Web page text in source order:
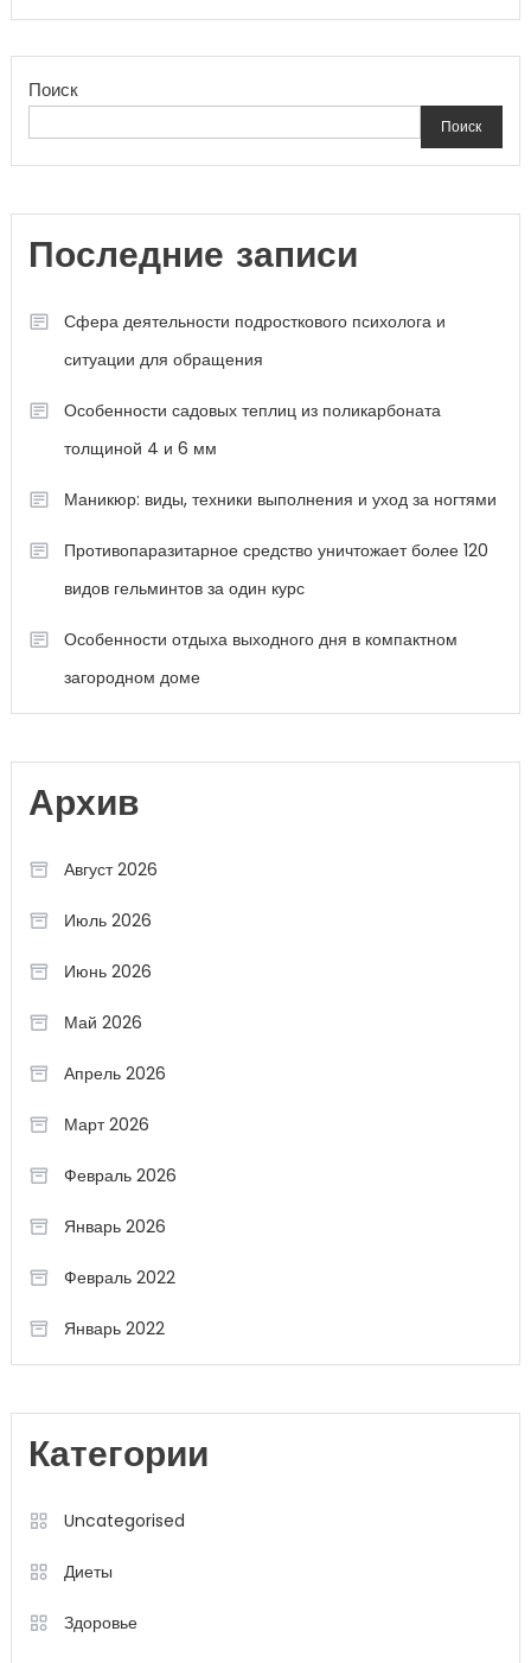
Поиск
Поиск
Последние записи
Сфера деятельности подросткового психолога и
ситуации для обращения
Особенности садовых теплиц из поликарбоната
толщиной 4 и 6 мм
Маникюр: виды, техники выполнения и уход за ногтями
Противопаразитарное средство уничтожает более 120
видов гельминтов за один курс
Особенности отдыха выходного дня в компактном
загородном доме
Архив
Август 2026
Июль 2026
Июнь 2026
Май 2026
Апрель 2026
Март 2026
Февраль 2026
Январь 2026
Февраль 2022
Январь 2022
Категории
Uncategorised
Диеты
Здоровье